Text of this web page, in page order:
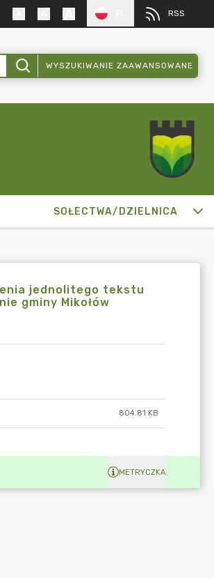
RSS
WYSZUKIWANIE ZAAWANSOWANE
SOŁECTWA/DZIELNICA
jednolitego tekstu
gminy Mikołów
804.81 KB
METRYCZKA